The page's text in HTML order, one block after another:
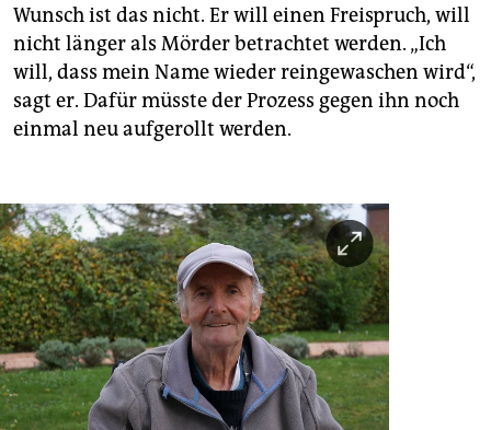
Wunsch ist das nicht. Er will einen Freispruch, will
nicht länger als Mörder betrachtet werden. „Ich
will, dass mein Name wieder reingewaschen wird“,
sagt er. Dafür müsste der Prozess gegen ihn noch
einmal neu aufgerollt werden.